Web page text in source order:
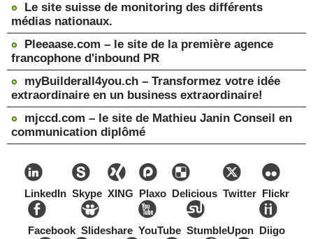
Le site suisse de monitoring des différents
médias nationaux.
Pleeaase.com – le site de la première agence
francophone d'inbound PR
myBuilderall4you.ch – Transformez votre idée
extraordinaire en un business extraordinaire!
mjccd.com – le site de Mathieu Janin Conseil en
communication diplômé
LinkedIn Skype XING Plaxo Delicious Twitter Flickr
Facebook Slideshare YouTube StumbleUpon Diigo